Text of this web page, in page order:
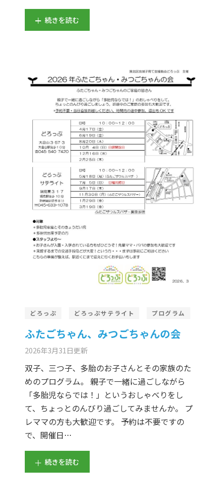
続きを読む
どろっぷ どろっぷサテライト プログラム
ふたごちゃん、みつごちゃんの会
2026年3月31日更新
双子、三つ子、多胎のお子さんとその家族のた
めのプログラム。 親子で一緒に過ごしながら
「多胎児ならでは！」というおしゃべりをし
て、ちょっとのんびり過ごしてみませんか。 プ
レママの方も大歓迎です。 予約は不要ですの
で、開催日…
続きを読む